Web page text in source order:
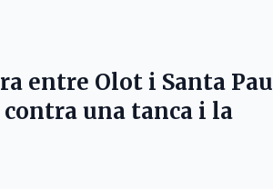
entre Olot i Santa Pau
una tanca i la